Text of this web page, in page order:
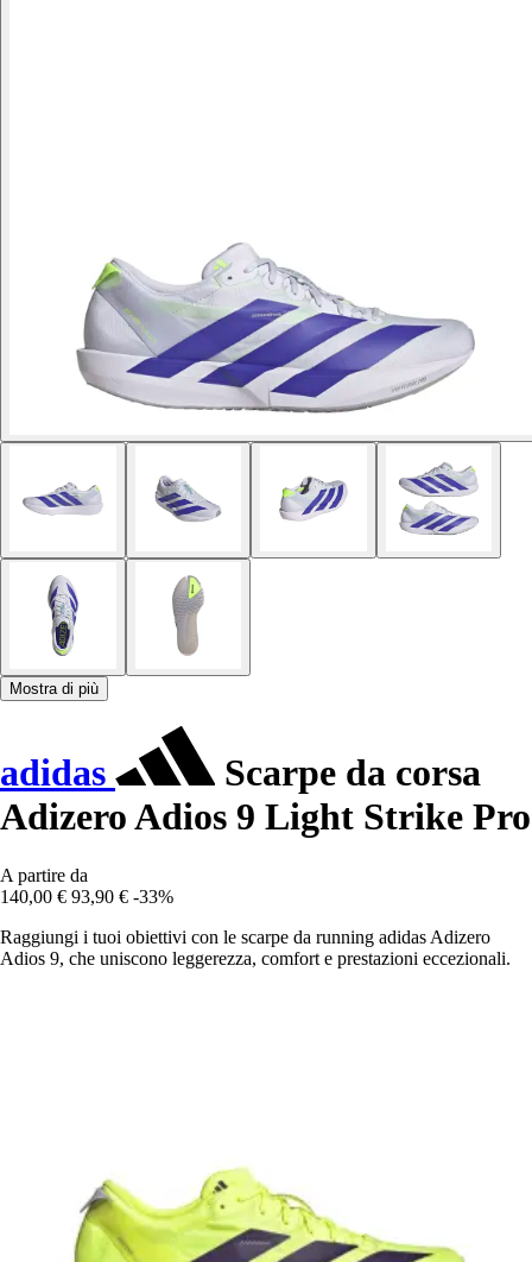
Mostra di più
adidas
Scarpe da corsa
Adizero Adios 9 Light Strike Pro
A partire da
140,00 € 93,90 € -33%
Raggiungi i tuoi obiettivi con le scarpe da running adidas Adizero
Adios 9, che uniscono leggerezza, comfort e prestazioni eccezionali.